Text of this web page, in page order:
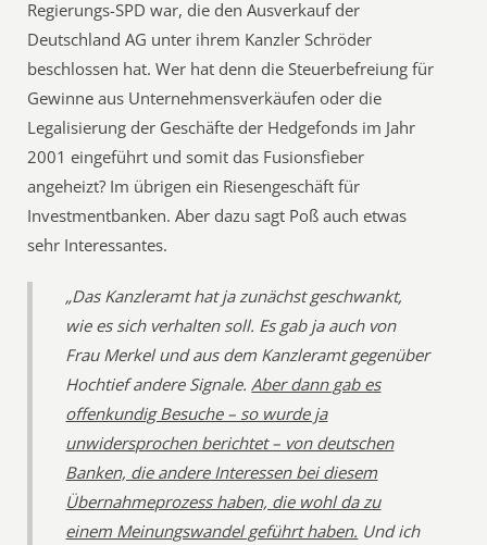
Regierungs-SPD war, die den Ausverkauf der
Deutschland AG unter ihrem Kanzler Schröder
beschlossen hat. Wer hat denn die Steuerbefreiung für
Gewinne aus Unternehmensverkäufen oder die
Legalisierung der Geschäfte der Hedgefonds im Jahr
2001 eingeführt und somit das Fusionsfieber
angeheizt? Im übrigen ein Riesengeschäft für
Investmentbanken. Aber dazu sagt Poß auch etwas
sehr Interessantes.
„Das Kanzleramt hat ja zunächst geschwankt,
wie es sich verhalten soll. Es gab ja auch von
Frau Merkel und aus dem Kanzleramt gegenüber
Hochtief andere Signale.Aber dann gab es
offenkundig Besuche – so wurde ja
unwidersprochen berichtet – von deutschen
Banken, die andere Interessen bei diesem
Übernahmeprozess haben, die wohl da zu
einem Meinungswandel geführt haben. Und ich